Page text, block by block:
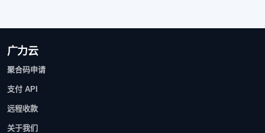
广力云
聚合码申请
支付 API
远程收款
关于我们